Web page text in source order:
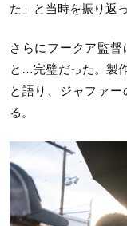
た」と当時を振り返っ
さらにフークア監
と…完璧だった。製
と語り、ジャファ
る。